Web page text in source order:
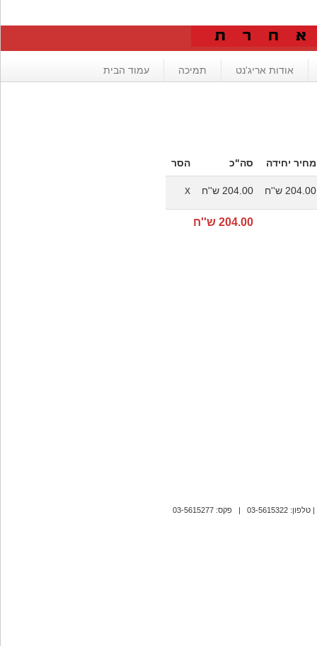
עמוד הבית תמיכה אודות אריג'נט
מחיר יחידה סה"כ הסר
204.00 ש''ח 204.00 ש''ח X
204.00 ש''ח
| טלפון: 03-5615322 | פקס: 03-5615277